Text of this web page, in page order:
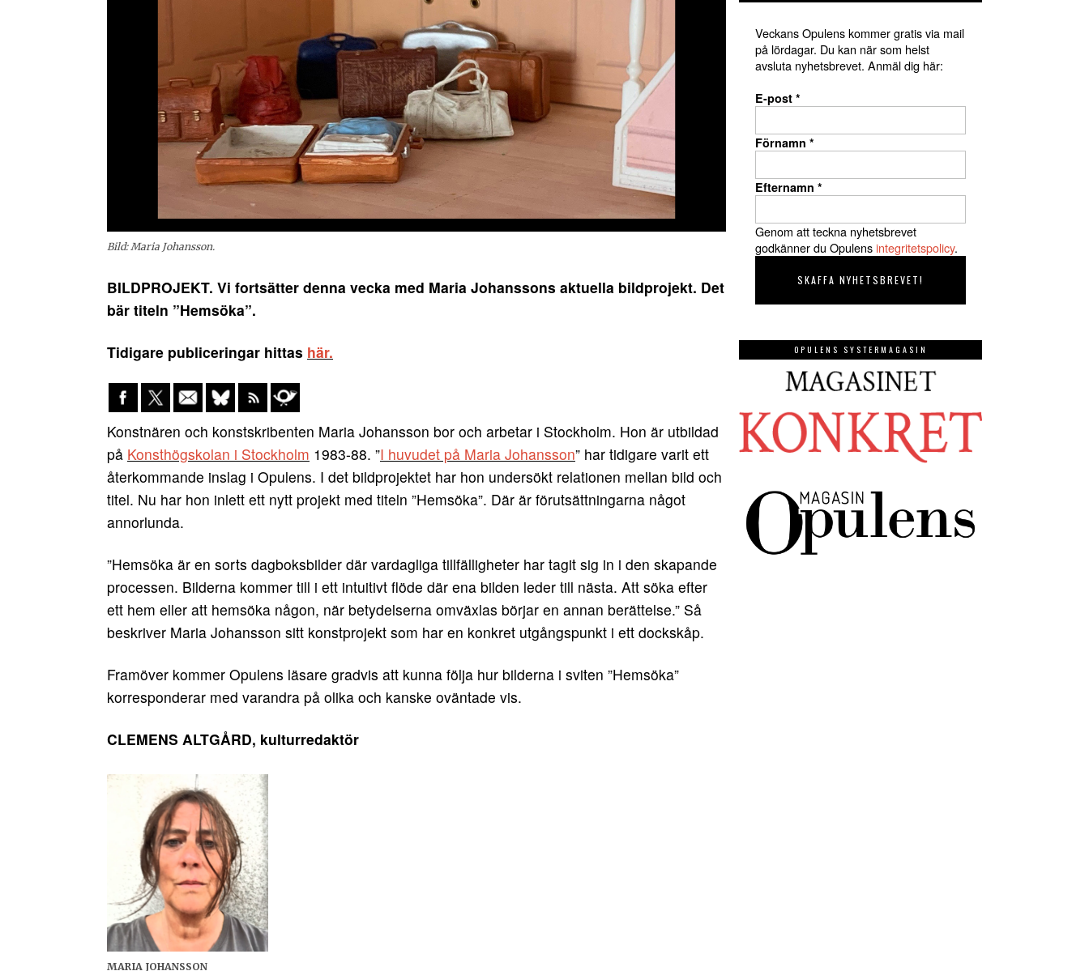
Bild: Maria Johansson.
BILDPROJEKT. Vi fortsätter denna vecka med Maria Johanssons aktuella bildprojekt. Det
bär titeln ”Hemsöka”.
Tidigare publiceringar hittas här.
Konstnären och konstskribenten Maria Johansson bor och arbetar i Stockholm. Hon är utbildad
på Konsthögskolan i Stockholm 1983-88. ”I huvudet på Maria Johansson” har tidigare varit ett
återkommande inslag i Opulens. I det bildprojektet har hon undersökt relationen mellan bild och
titel. Nu har hon inlett ett nytt projekt med titeln ”Hemsöka”. Där är förutsättningarna något
annorlunda.
”Hemsöka är en sorts dagboksbilder där vardagliga tillfälligheter har tagit sig in i den skapande
processen. Bilderna kommer till i ett intuitivt flöde där ena bilden leder till nästa. Att söka efter
ett hem eller att hemsöka någon, när betydelserna omväxlas börjar en annan berättelse.” Så
beskriver Maria Johansson sitt konstprojekt som har en konkret utgångspunkt i ett dockskåp.
Framöver kommer Opulens läsare gradvis att kunna följa hur bilderna i sviten ”Hemsöka”
korresponderar med varandra på olika och kanske oväntade vis.
CLEMENS ALTGÅRD, kulturredaktör
MARIA JOHANSSON
Veckans Opulens kommer gratis via mail
på lördagar. Du kan när som helst
avsluta nyhetsbrevet. Anmäl dig här:
E-post *
Förnamn *
Efternamn *
Genom att teckna nyhetsbrevet
godkänner du Opulensintegritetspolicy.
OPULENS SYSTERMAGASIN